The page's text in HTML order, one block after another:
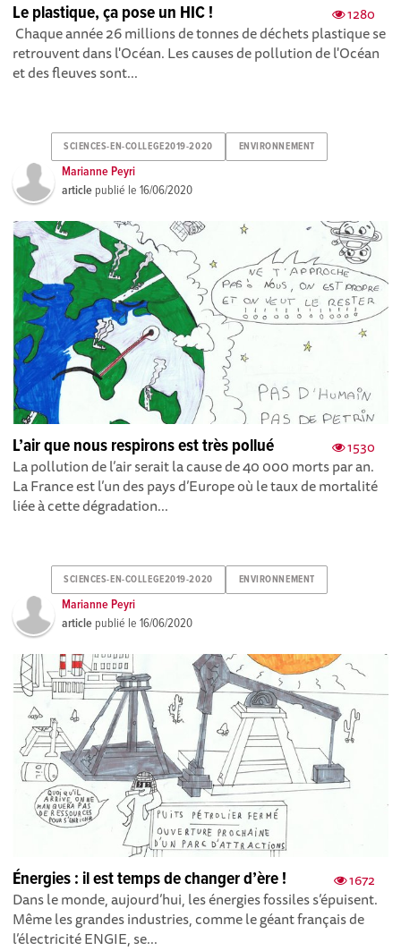
1280
Le plastique, ça pose un HIC !
Chaque année 26 millions de tonnes de déchets plastique se
retrouvent dans l'Océan. Les causes de pollution de l'Océan
et des fleuves sont...
SCIENCES-EN-COLLEGE2019-2020 ENVIRONNEMENT
Marianne Peyri
article publié le16/06/2020
1530
L’air que nous respirons est très pollué
La pollution de l’air serait la cause de 40 000 morts par an.
La France est l’un des pays d’Europe où le taux de mortalité
liée à cette dégradation...
SCIENCES-EN-COLLEGE2019-2020 ENVIRONNEMENT
Marianne Peyri
article publié le16/06/2020
1672
Énergies : il est temps de changer d’ère !
Dans le monde, aujourd’hui, les énergies fossiles s’épuisent.
Même les grandes industries, comme le géant français de
l’électricité ENGIE, se...